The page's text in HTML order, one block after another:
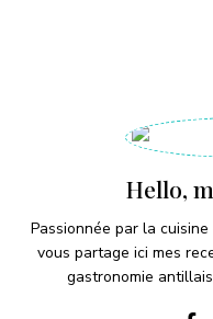
Hello,
Passionnée par la
vous partage ici mes
gastronomie